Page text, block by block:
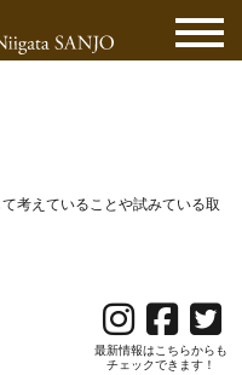
考えていることや試みている取
最新情報はこちらからも
チェックできます！